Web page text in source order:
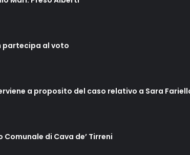
partecipa al voto
a proposito del caso relativo a Sara
di Cava de’ Tirreni